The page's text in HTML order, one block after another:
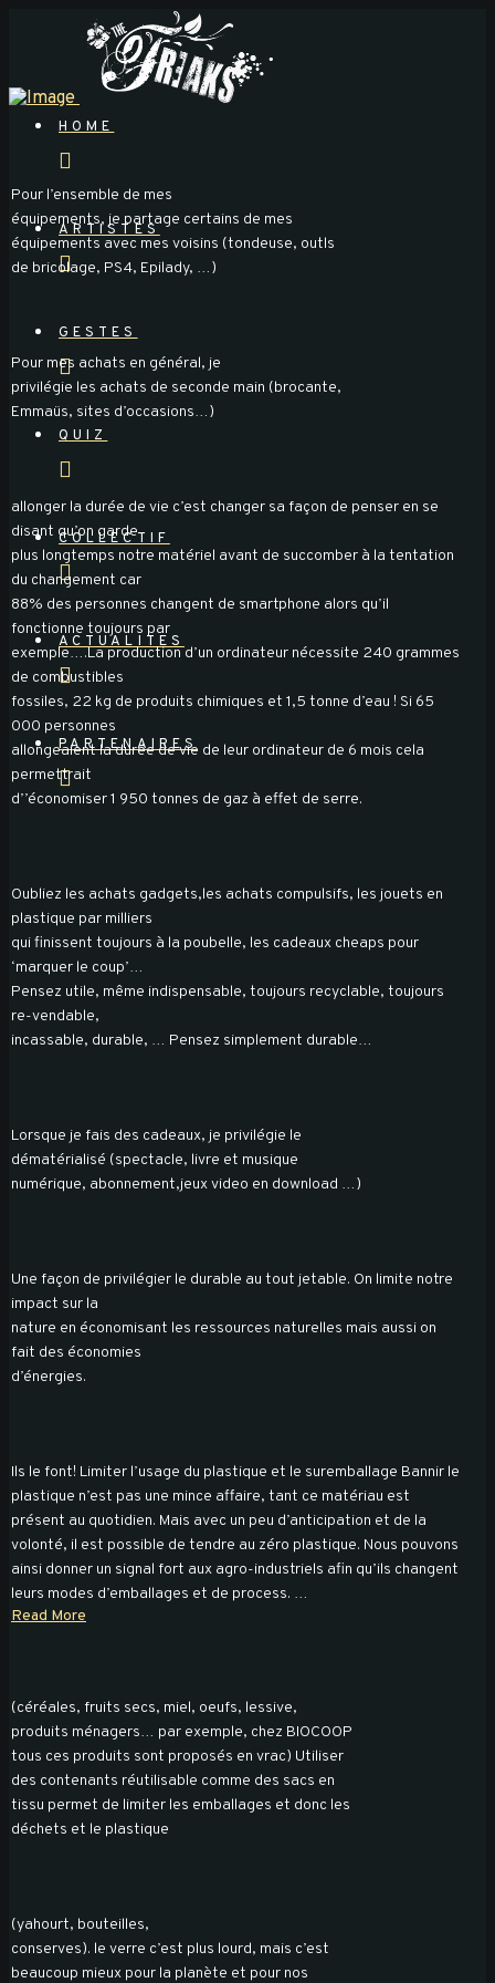
HOME
ARTISTES
GESTES
QUIZ
COLLECTIF
ACTUALITES
PARTENAIRES
Pour l’ensemble de mes
équipements, je partage certains de mes
équipements avec mes voisins (tondeuse, outls
de bricolage, PS4, Epilady, …)
Pour mes achats en général, je
privilégie les achats de seconde main (brocante,
Emmaüs, sites d’occasions…)
allonger la durée de vie c’est changer sa façon de penser en se
disant qu’on garde
plus longtemps notre matériel avant de succomber à la tentation
du changement car
88% des personnes changent de smartphone alors qu’il
fonctionne toujours par
exemple….La production d’un ordinateur nécessite 240 grammes
de combustibles
fossiles, 22 kg de produits chimiques et 1,5 tonne d’eau ! Si 65
000 personnes
allongeaient la durée de vie de leur ordinateur de 6 mois cela
permettrait
d’’économiser 1 950 tonnes de gaz à effet de serre.
Oubliez les achats gadgets,les achats compulsifs, les jouets en
plastique par milliers
qui finissent toujours à la poubelle, les cadeaux cheaps pour
‘marquer le coup’…
Pensez utile, même indispensable, toujours recyclable, toujours
re-vendable,
incassable, durable, … Pensez simplement durable…
Lorsque je fais des cadeaux, je privilégie le
dématérialisé (spectacle, livre et musique
numérique, abonnement,jeux video en download …)
Une façon de privilégier le durable au tout jetable. On limite notre
impact sur la
nature en économisant les ressources naturelles mais aussi on
fait des économies
d’énergies.
Ils le font! Limiter l’usage du plastique et le suremballage Bannir le
plastique n’est pas une mince affaire, tant ce matériau est
présent au quotidien. Mais avec un peu d’anticipation et de la
volonté, il est possible de tendre au zéro plastique. Nous pouvons
ainsi donner un signal fort aux agro-industriels afin qu’ils changent
leurs modes d’emballages et de process. …
Read More
(céréales, fruits secs, miel, oeufs, lessive,
produits ménagers… par exemple, chez BIOCOOP
tous ces produits sont proposés en vrac) Utiliser
des contenants réutilisable comme des sacs en
tissu permet de limiter les emballages et donc les
déchets et le plastique
(yahourt, bouteilles,
conserves). le verre c’est plus lourd, mais c’est
beaucoup mieux pour la planète et pour nos